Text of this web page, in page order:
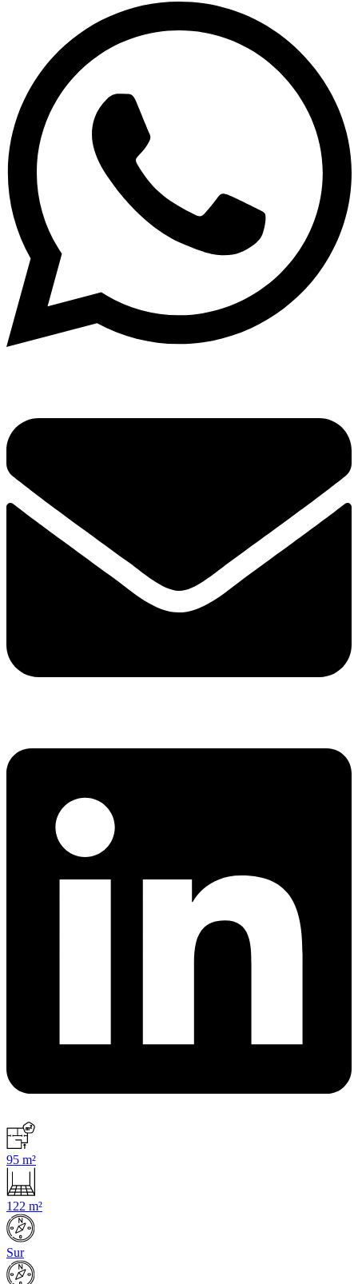
95 m²
122 m²
Sur